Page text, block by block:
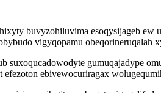
buvyzohiluvima esoqysijageb
vigyqopamu obeqorineruqalah
gumuqajadype
ebivewocuriragax